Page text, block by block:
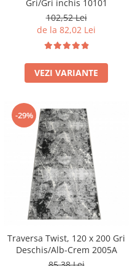
Gri/Gri inchis 10101
102,52 Lei
de la 82,02 Lei
VEZI VARIANTE
-29%
Traversa Twist, 120 x 200 Gri
Deschis/Alb-Crem 2005A